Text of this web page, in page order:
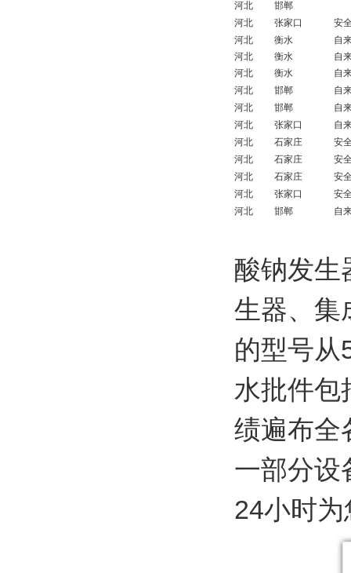
河北
邯郸
河北
张家口
安
河北
衡水
自
河北
衡水
自
河北
衡水
自
河北
邯郸
自
河北
邯郸
自
河北
张家口
自
河北
石家庄
安
河北
石家庄
安
河北
石家庄
安
河北
张家口
安
河北
邯郸 自
酸钠发生
生器、集
的型号从
水批件包
绩遍布全
一部分设
24小时